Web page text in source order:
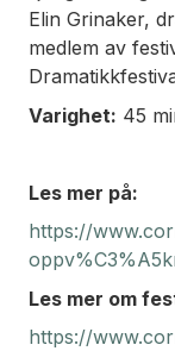
Elin Grinaker,
medlem av
Varighet: 45
Les mer på:
https://
Les mer om
https://